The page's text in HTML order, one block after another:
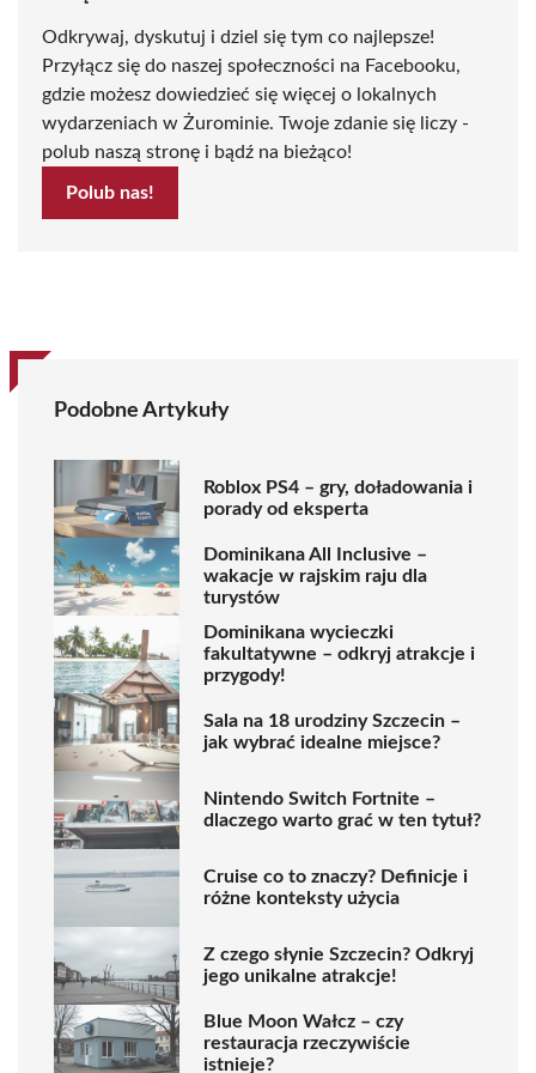
Odkrywaj, dyskutuj i dziel się tym co najlepsze!
Przyłącz się do naszej społeczności na Facebooku,
gdzie możesz dowiedzieć się więcej o lokalnych
wydarzeniach w Żurominie. Twoje zdanie się liczy -
polub naszą stronę i bądź na bieżąco!
Polub nas!
Podobne Artykuły
Roblox PS4 – gry, doładowania i
porady od eksperta
Dominikana All Inclusive –
wakacje w rajskim raju dla
turystów
Dominikana wycieczki
fakultatywne – odkryj atrakcje i
przygody!
Sala na 18 urodziny Szczecin –
jak wybrać idealne miejsce?
Nintendo Switch Fortnite –
dlaczego warto grać w ten tytuł?
Cruise co to znaczy? Definicje i
różne konteksty użycia
Z czego słynie Szczecin? Odkryj
jego unikalne atrakcje!
Blue Moon Wałcz – czy
restauracja rzeczywiście
istnieje?